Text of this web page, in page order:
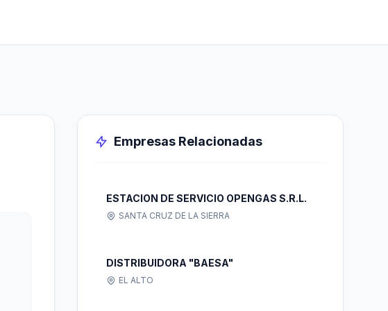
Empresas Relacionadas
ESTACION DE SERVICIO OPENGAS S.R.L.
SANTA CRUZ DE LA SIERRA
DISTRIBUIDORA "BAESA"
EL ALTO